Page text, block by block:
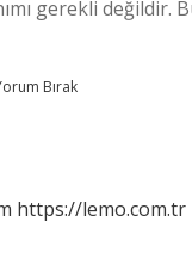
gerekli değildir.
Bırak
https://lemo.com.tr